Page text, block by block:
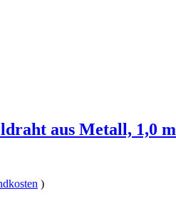
aus Metall, 1,0
)